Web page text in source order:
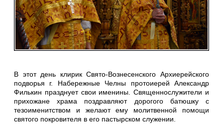
В этот день клирик Свято-Вознесенского Архиерейского
подворья г. Набережные Челны протоиерей Александр
Филькин празднует свои именины. Священнослужители и
прихожане храма поздравляют дорогого батюшку с
тезоименитством и желают ему молитвенной помощи
святого покровителя в его пастырском служении.